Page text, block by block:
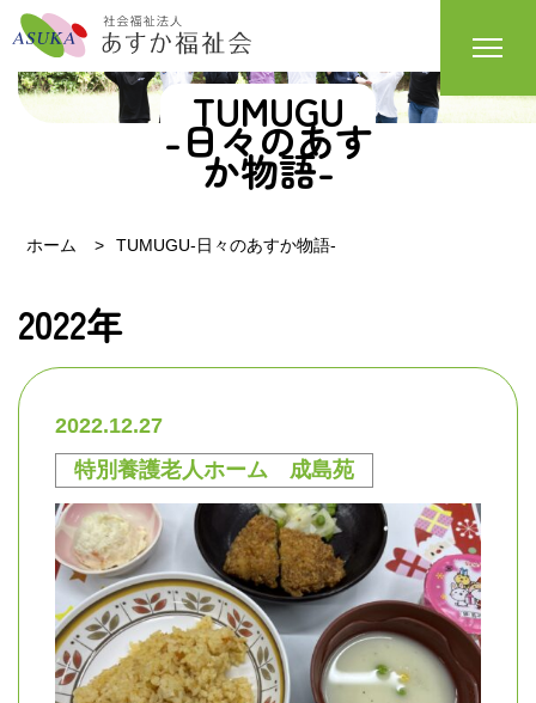
TUMUGU
-日々のあす
か物語-
ホーム TUMUGU-日々のあすか物語-
2022年
2022.12.27
特別養護老人ホーム 成島苑